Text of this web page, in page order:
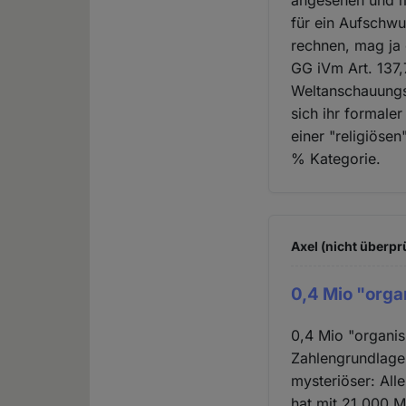
für ein
rechnen, mag
GG iVm Art.
sich ihr
einer
% Kategorie.
Axel (nicht
0,4 Mio
0,4 Mio
mysteriöser: